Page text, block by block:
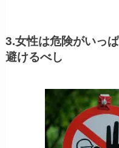
3.女性は危険がいっ
避けるべし